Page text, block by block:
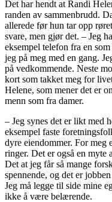
Det har hendt at Randi
randen av sammenbrudd.
allerede før hun tar opp
svare, men gjør det. – Jeg
eksempel telefon fra en
jeg på meg med en gang.
på vedkommende. Neste
kort som takket meg for
Helene, som mener det er
menn som fra damer.
– Jeg synes det er likt med
eksempel faste
dyre eiendommer. For meg
ringer. Det er også en myte
Det at jeg får så mange
spennende, og det er
Jeg må legge til side mine
ikke å være belærende.